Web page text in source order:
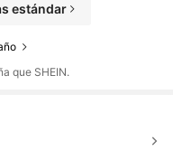
estándar
que SHEIN.